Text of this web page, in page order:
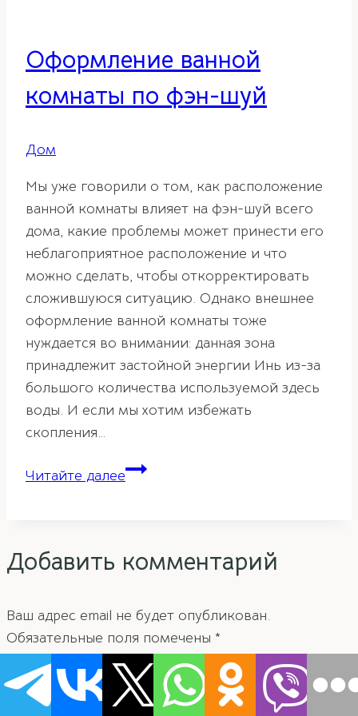
Оформление ванной
комнаты по фэн-шуй
Дом
Мы уже говорили о том, как расположение
ванной комнаты влияет на фэн-шуй всего
дома, какие проблемы может принести его
неблагоприятное расположение и что
можно сделать, чтобы откорректировать
сложившуюся ситуацию. Однако внешнее
оформление ванной комнаты тоже
нуждается во внимании: данная зона
принадлежит застойной энергии Инь из-за
большого количества используемой здесь
воды. И если мы хотим избежать
скопления…
Читайте далееОформление
фэн-
Добавить комментарий
Ваш адрес email не будет опубликован.
Обязательные поля помечены *